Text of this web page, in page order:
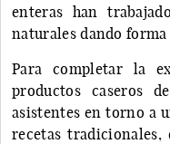
enteras han
naturales dando forma
Para completar la
productos caseros
asistentes en torno a
recetas